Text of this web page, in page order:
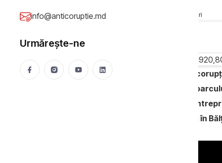
info@anticoruptie.md
Urmărește-ne
Anticoruptie.md 37155 vizualizări
Şeful interimar al Procuraturii
amplasat în apropierea
locuieşte în Bălţi şi este angajat la
trecut să-şi mai construiască o casă în